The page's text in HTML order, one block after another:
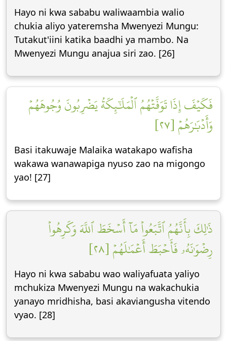
Hayo ni kwa sababu waliwaambia walio
chukia aliyo yateremsha Mwenyezi Mungu:
Tutakut'iini katika baadhi ya mambo. Na
Mwenyezi Mungu anajua siri zao. [26]
فَكَيۡفَ إِذَا تَوَفَّتۡهُمُ ٱلۡمَلَٰٓئِكَةُ يَضۡرِبُونَ وُجُوهَهُمۡ
وَأَدۡبَٰرَهُمۡ [٢٧]
Basi itakuwaje Malaika watakapo wafisha
wakawa wanawapiga nyuso zao na migongo
yao! [27]
ذَٰلِكَ بِأَنَّهُمُ ٱتَّبَعُواْ مَآ أَسۡخَطَ ٱللَّهَ وَكَرِهُواْ
رِضۡوَٰنَهُۥ فَأَحۡبَطَ أَعۡمَٰلَهُمۡ [٢٨]
Hayo ni kwa sababu wao waliyafuata yaliyo
mchukiza Mwenyezi Mungu na wakachukia
yanayo mridhisha, basi akaviangusha vitendo
vyao. [28]